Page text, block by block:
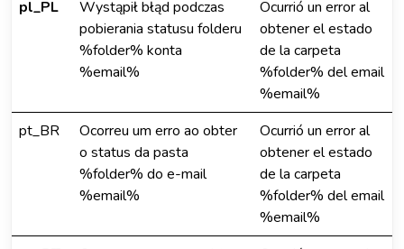
pl_PL
Wystąpił błąd podczas
pobierania statusu folderu
%folder% konta
%email%
Ocurrió un error al
obtener el estado
de la carpeta
%folder% del email
%email%
pt_BR
Ocorreu um erro ao obter
o status da pasta
%folder% do e-mail
%email%
Ocurrió un error al
obtener el estado
de la carpeta
%folder% del email
%email%